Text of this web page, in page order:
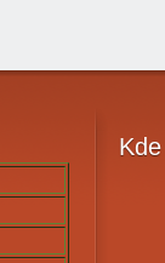
Kde